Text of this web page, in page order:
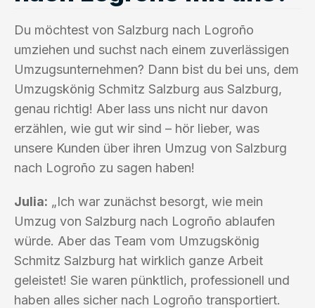
Du möchtest von Salzburg nach Logroño
umziehen und suchst nach einem zuverlässigen
Umzugsunternehmen? Dann bist du bei uns, dem
Umzugskönig Schmitz Salzburg aus Salzburg,
genau richtig! Aber lass uns nicht nur davon
erzählen, wie gut wir sind – hör lieber, was
unsere Kunden über ihren Umzug von Salzburg
nach Logroño zu sagen haben!
Julia: „Ich war zunächst besorgt, wie mein
Umzug von Salzburg nach Logroño ablaufen
würde. Aber das Team vom Umzugskönig
Schmitz Salzburg hat wirklich ganze Arbeit
geleistet! Sie waren pünktlich, professionell und
haben alles sicher nach Logroño transportiert.